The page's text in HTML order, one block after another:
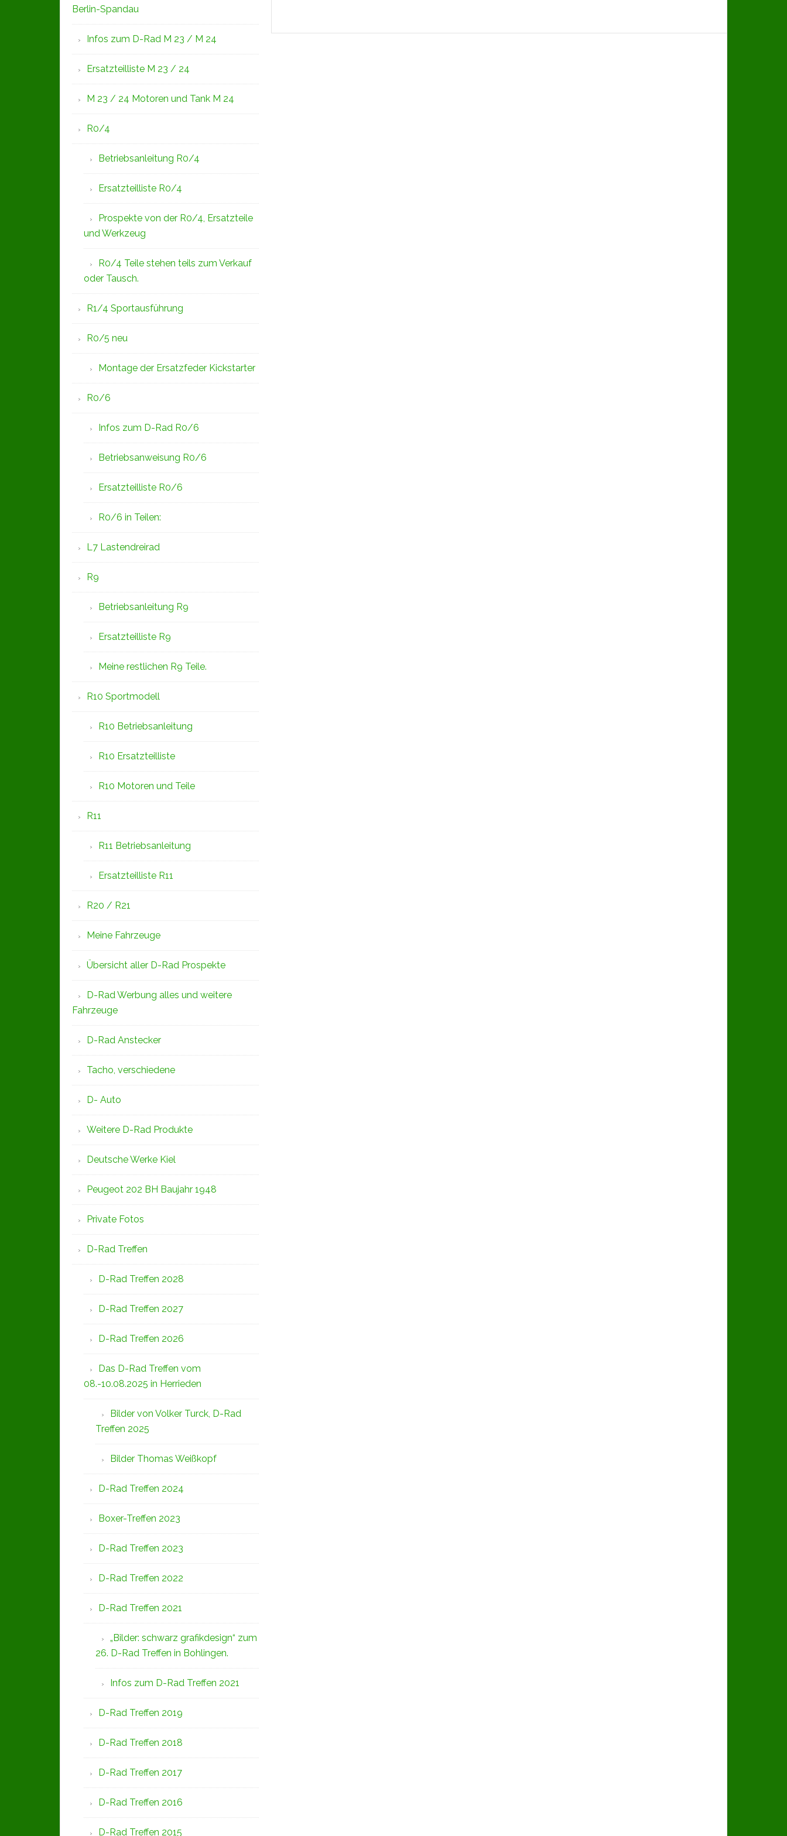
Berlin-Spandau
Infos zum D-Rad M 23 / M 24
Ersatzteilliste M 23 / 24
M 23 / 24 Motoren und Tank M 24
R0/4
Betriebsanleitung R0/4
Ersatzteilliste R0/4
Prospekte von der R0/4, Ersatzteile
und Werkzeug
R0/4 Teile stehen teils zum Verkauf
oder Tausch.
R1/4 Sportausführung
R0/5 neu
Montage der Ersatzfeder Kickstarter
R0/6
Infos zum D-Rad R0/6
Betriebsanweisung R0/6
Ersatzteilliste R0/6
R0/6 in Teilen:
L7 Lastendreirad
R9
Betriebsanleitung R9
Ersatzteilliste R9
Meine restlichen R9 Teile.
R10 Sportmodell
R10 Betriebsanleitung
R10 Ersatzteilliste
R10 Motoren und Teile
R11
R11 Betriebsanleitung
Ersatzteilliste R11
R20 / R21
Meine Fahrzeuge
Übersicht aller D-Rad Prospekte
D-Rad Werbung alles und weitere
Fahrzeuge
D-Rad Anstecker
Tacho, verschiedene
D- Auto
Weitere D-Rad Produkte
Deutsche Werke Kiel
Peugeot 202 BH Baujahr 1948
Private Fotos
D-Rad Treffen
D-Rad Treffen 2028
D-Rad Treffen 2027
D-Rad Treffen 2026
Das D-Rad Treffen vom
08.-10.08.2025 in Herrieden
Bilder von Volker Turck, D-Rad
Treffen 2025
Bilder Thomas Weißkopf
D-Rad Treffen 2024
Boxer-Treffen 2023
D-Rad Treffen 2023
D-Rad Treffen 2022
D-Rad Treffen 2021
„Bilder: schwarz grafikdesign“ zum
26. D-Rad Treffen in Bohlingen.
Infos zum D-Rad Treffen 2021
D-Rad Treffen 2019
D-Rad Treffen 2018
D-Rad Treffen 2017
D-Rad Treffen 2016
D-Rad Treffen 2015